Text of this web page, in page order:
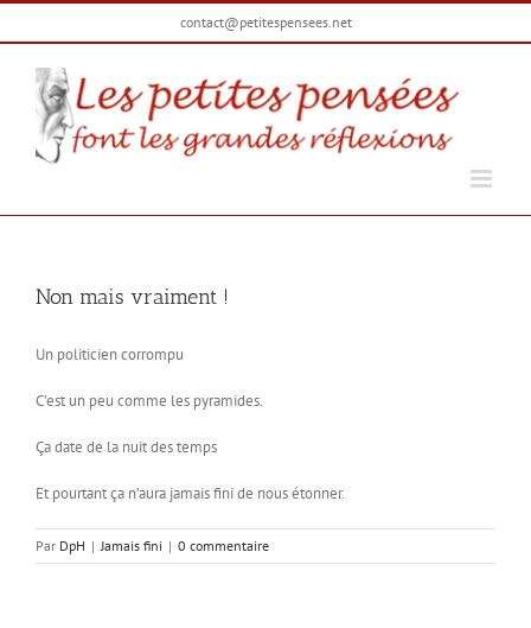
Passer
contact@petitespensees.net
Non mais vraiment !
Un politicien corrompu
C’est un peu comme les pyramides.
Ça date de la nuit des temps
Et pourtant ça n’aura jamais fini de nous étonner.
Par DpH | Jamais fini | 0 commentaire